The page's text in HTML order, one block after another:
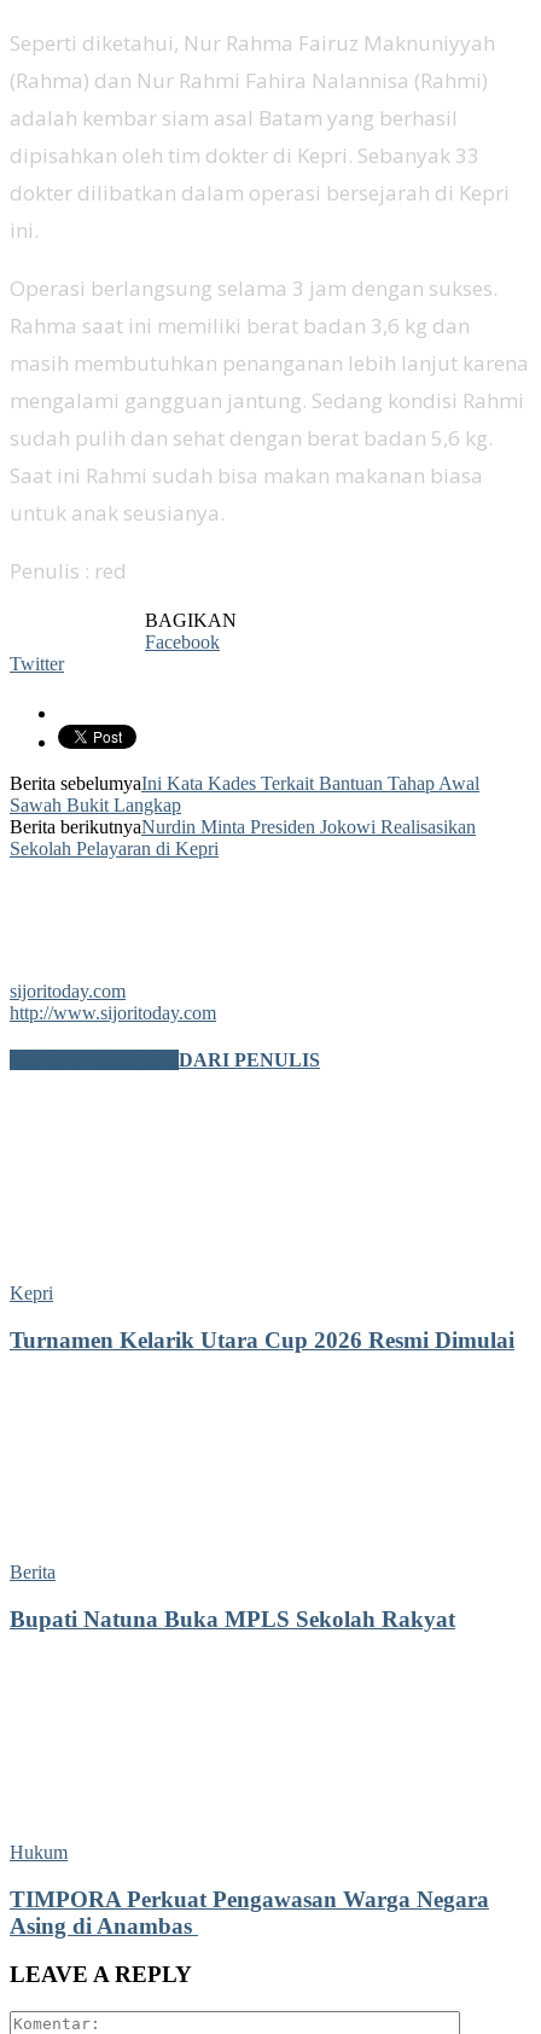
Seperti diketahui, Nur Rahma Fairuz Maknuniyyah
(Rahma) dan Nur Rahmi Fahira Nalannisa (Rahmi)
adalah kembar siam asal Batam yang berhasil
dipisahkan oleh tim dokter di Kepri. Sebanyak 33
dokter dilibatkan dalam operasi bersejarah di Kepri
ini.
Operasi berlangsung selama 3 jam dengan sukses.
Rahma saat ini memiliki berat badan 3,6 kg dan
masih membutuhkan penanganan lebih lanjut karena
mengalami gangguan jantung. Sedang kondisi Rahmi
sudah pulih dan sehat dengan berat badan 5,6 kg.
Saat ini Rahmi sudah bisa makan makanan biasa
untuk anak seusianya.
Penulis : red
BAGIKAN
Facebook
Twitter
Berita sebelumyaIni Kata Kades Terkait Bantuan Tahap Awal
Sawah Bukit Langkap
Berita berikutnyaNurdin Minta Presiden Jokowi Realisasikan
Sekolah Pelayaran di Kepri
sijoritoday.com
http://www.sijoritoday.com
DARI PENULIS
Kepri
Turnamen Kelarik Utara Cup 2026 Resmi Dimulai
Berita
Bupati Natuna Buka MPLS Sekolah Rakyat
Hukum
TIMPORA Perkuat Pengawasan Warga Negara
Asing di Anambas ‎
LEAVE A REPLY